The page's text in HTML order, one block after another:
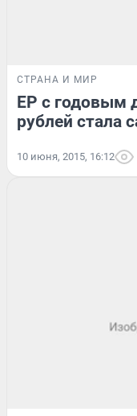
СТРАНА И МИР
ЕР с годовым
рублей стала
10 июня, 2015, 16:12